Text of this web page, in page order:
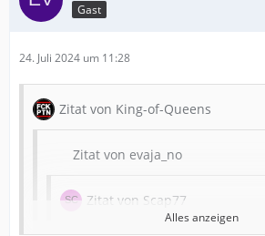
Gast
24. Juli 2024 um 11:28
Zitat von King-of-Queens
Zitat von evaja_no
Zitat von Scap77
Alles anzeigen